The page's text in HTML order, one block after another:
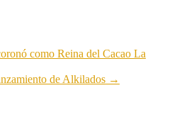
como Reina del Cacao La
de Alkilados →